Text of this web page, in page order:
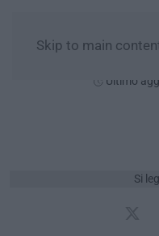
Skip to main
Ultimo
Si